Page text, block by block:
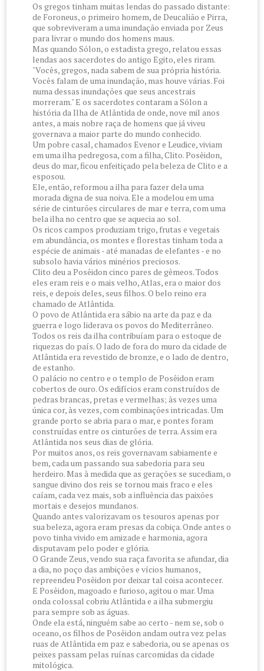
Os gregos tinham muitas lendas do passado distante:
de Foroneus, o primeiro homem, de Deucalião e Pirra,
que sobreviveram a uma inundação enviada por Zeus
para livrar o mundo dos homens maus.
Mas quando Sólon, o estadista grego, relatou essas
lendas aos sacerdotes do antigo Egito, eles riram.
"Vocês, gregos, nada sabem de sua própria história.
Vocês falam de uma inundação, mas houve várias. Foi
numa dessas inundações que seus ancestrais
morreram." E os sacerdotes contaram a Sólon a
história da Ilha de Atlântida de onde, nove mil anos
antes, a mais nobre raça de homens que já viveu
governava a maior parte do mundo conhecido.
Um pobre casal, chamados Evenor e Leudice, viviam
em uma ilha pedregosa, com a filha, Clito. Posêidon,
deus do mar, ficou enfeitiçado pela beleza de Clito e a
esposou.
Ele, então, reformou a ilha para fazer dela uma
morada digna de sua noiva. Ele a modelou em uma
série de cinturões circulares de mar e terra, com uma
bela ilha no centro que se aquecia ao sol.
Os ricos campos produziam trigo, frutas e vegetais
em abundância, os montes e florestas tinham toda a
espécie de animais - até manadas de elefantes - e no
subsolo havia vários minérios preciosos.
Clito deu a Posêidon cinco pares de gêmeos. Todos
eles eram reis e o mais velho, Atlas, era o maior dos
reis, e depois deles, seus filhos. O belo reino era
chamado de Atlântida.
O povo de Atlântida era sábio na arte da paz e da
guerra e logo liderava os povos do Mediterrâneo.
Todos os reis da ilha contribuíam para o estoque de
riquezas do país. O lado de fora do muro da cidade de
Atlântida era revestido de bronze, e o lado de dentro,
de estanho.
O palácio no centro e o templo de Posêidon eram
cobertos de ouro. Os edifícios eram construídos de
pedras brancas, pretas e vermelhas; às vezes uma
única cor, às vezes, com combinações intricadas. Um
grande porto se abria para o mar, e pontes foram
construídas entre os cinturões de terra. Assim era
Atlântida nos seus dias de glória.
Por muitos anos, os reis governavam sabiamente e
bem, cada um passando sua sabedoria para seu
herdeiro. Mas à medida que as gerações se sucediam, o
sangue divino dos reis se tornou mais fraco e eles
caíam, cada vez mais, sob a influência das paixões
mortais e desejos mundanos.
Quando antes valorizavam os tesouros apenas por
sua beleza, agora eram presas da cobiça. Onde antes o
povo tinha vivido em amizade e harmonia, agora
disputavam pelo poder e glória.
O Grande Zeus, vendo sua raça favorita se afundar, dia
a dia, no poço das ambições e vícios humanos,
repreendeu Posêidon por deixar tal coisa acontecer.
E Posêidon, magoado e furioso, agitou o mar. Uma
onda colossal cobriu Atlântida e a ilha submergiu
para sempre sob as águas.
Onde ela está, ninguém sabe ao certo - nem se, sob o
oceano, os filhos de Posêidon andam outra vez pelas
ruas de Atlântida em paz e sabedoria, ou se apenas os
peixes passam pelas ruínas carcomidas da cidade
mitológica.